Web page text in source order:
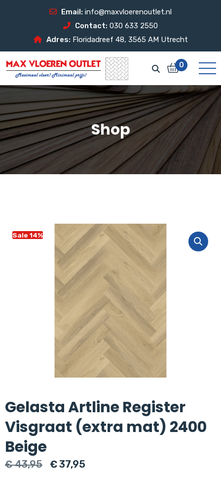
Email: info@maxvloerenoutlet.nl
Contact: 030 633 2550
Adres: Floridadreef 48, 3565 AM Utrecht
0
Shop
Sale 14%
Gelasta Artline Register
Visgraat (extra mat) 2400
Beige
€43,95
Oorspronkelijke
€37,95